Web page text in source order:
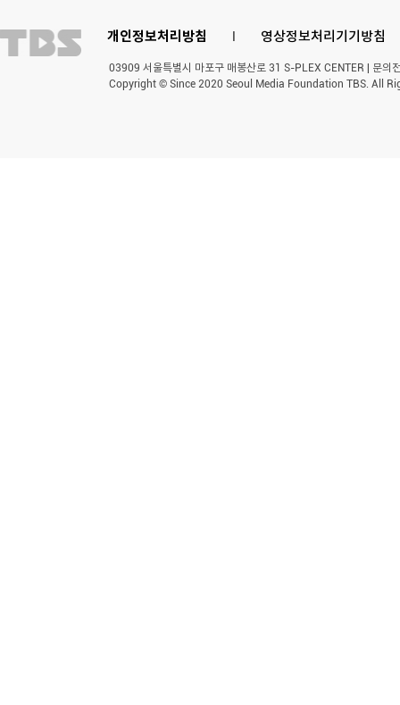
개인정보처리방침 l 영상정보처리기기방침
03909 서울특별시 마포구 매봉산로 31 S-PLEX CENTER | 문
Copyright © Since 2020 Seoul Media Foundation TBS. All